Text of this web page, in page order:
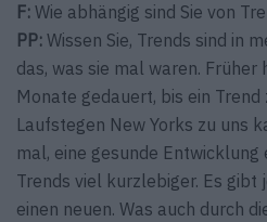
F: Wie abhängig sind Sie von
PP: Wissen Sie, Trends sind in
das, was sie mal waren. Früher
Monate gedauert, bis ein
Laufstegen New Yorks zu uns
mal, eine gesunde Entwicklung
Trends viel kurzlebiger. Es gibt
einen neuen. Was auch durch